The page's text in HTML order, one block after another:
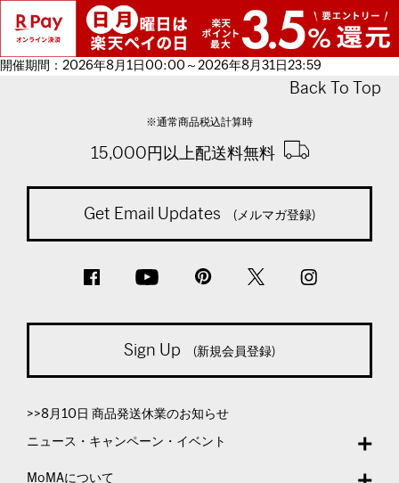
開催期間：2026年8月1日00:00～2026年8月31日23:59
Back To Top
※通常商品税込計算時
15,000円以上配送料無料
Get Email Updates (メルマガ登録)
Sign Up (新規会員登録)
>>8月10日 商品発送休業のお知らせ
ニュース・キャンペーン・イベント
MoMAについて